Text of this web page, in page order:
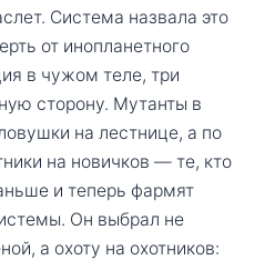
Система назвала это
от инопланетного
в чужом теле, три
сторону. Мутанты в
на лестнице, а по
на новичков — те, кто
и теперь фармят
Он выбрал не
а охоту на охотников: